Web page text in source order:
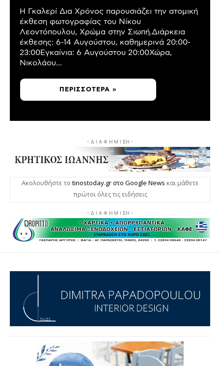
Η Γκαλερί Δια Χρόνος παρουσιάζει την ατομική
έκθεση φωτογραφίας του Νίκου
Λεοντόπουλου, Χρώμα στην Σιωπή.Διάρκεια
έκθεσης: 6-14 Αυγούστου, καθημερινά 20:00-
23:00Εγκαίνια: 6 Αυγούστου 20:00Χώρα,
Νικολάου...
ΠΕΡΙΣΣΌΤΕΡΑ »
- Δ Ι Α Φ Η Μ Ι ΣΗ -
Ακολουθήστε το tinostoday.gr στο Google News και μάθετε
πρώτοι όλες τις ειδήσεις
- Δ Ι Α Φ Η Μ Ι ΣΗ -